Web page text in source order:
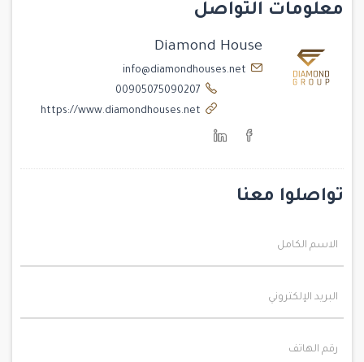
معلومات التواصل
Diamond House
info@diamondhouses.net
تواصلوا معنا